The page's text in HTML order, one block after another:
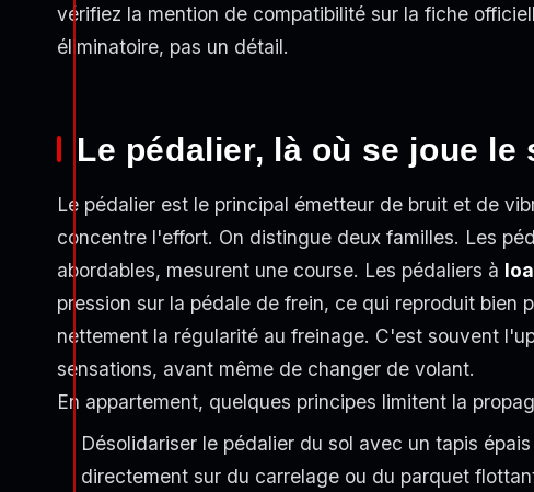
vérifiez la mention de compatibilité sur la fiche
éliminatoire, pas un détail.
Le pédalier, là où se joue le
Le pédalier est le principal émetteur de bruit et de
concentre l'effort. On distingue deux familles. Les
abordables, mesurent une course. Les pédaliers à
pression sur la pédale de frein, ce qui reproduit bien
nettement la régularité au freinage. C'est souvent
sensations, avant même de changer de volant.
En appartement, quelques principes limitent la
Désolidariser le pédalier du sol avec un tapis
directement sur du carrelage ou du parquet